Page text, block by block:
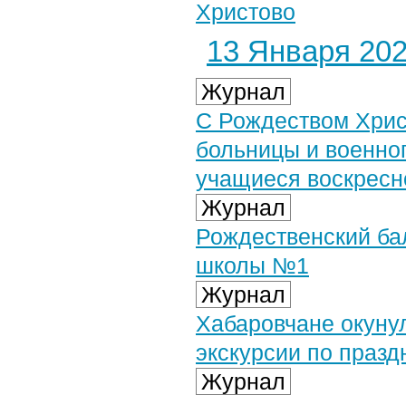
Христово
13 Января
Журнал
С Рождеством
больницы и
учащиеся
Журнал
Рождественский
школы №1
Журнал
Хабаровчане
экскурсии по
Журнал